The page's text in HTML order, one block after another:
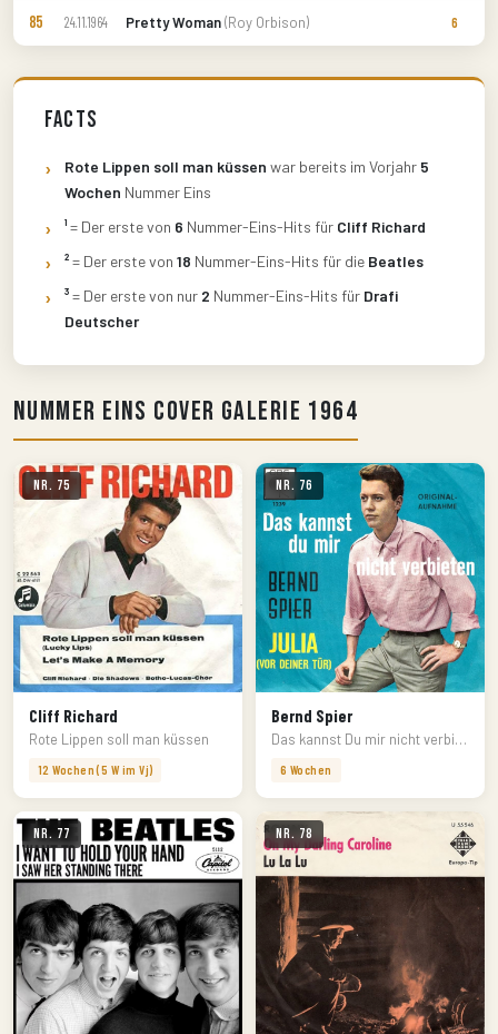
85 24.11.1964 Pretty Woman(Roy Orbison) 6
Facts
Rote Lippen soll man küssen war bereits im Vorjahr 5
Wochen Nummer Eins
¹= Der erste von 6 Nummer-Eins-Hits für Cliff Richard
²= Der erste von 18 Nummer-Eins-Hits für die Beatles
³= Der erste von nur 2 Nummer-Eins-Hits für Drafi
Deutscher
Nummer Eins Cover Galerie 1964
Nr. 75
Cliff Richard
Rote Lippen soll man küssen
12 Wochen (5 W im Vj)
Nr. 76
Bernd Spier
Das kannst Du mir nicht verbieten
6 Wochen
Nr. 77 Nr. 78